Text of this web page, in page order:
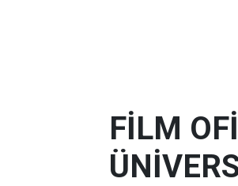
FİLM